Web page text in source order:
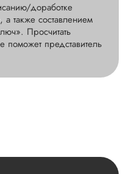
доработке
также составлением
Просчитать
поможет представитель